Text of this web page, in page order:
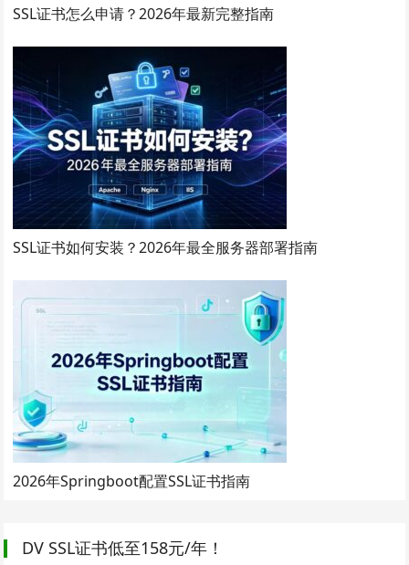
SSL证书怎么申请？2026年最新完整指南
SSL证书如何安装？2026年最全服务器部署指南
2026年Springboot配置SSL证书指南
DV SSL证书低至158元/年！